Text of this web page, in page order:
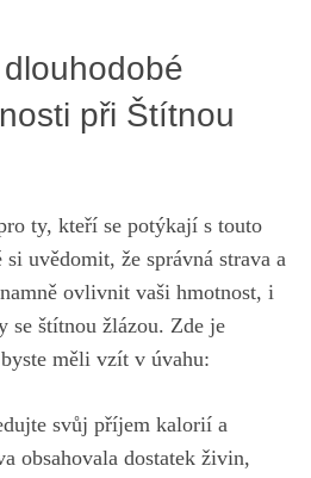
při Štítnou
ty, kteří se potýkají s touto
uvědomit, ‌že správná strava a
ovlivnit vaši hmotnost, i
se štítnou žlázou. Zde je
měli‍ vzít‍ v ⁢úvahu:
svůj ⁤příjem kalorií a
⁤obsahovala dostatek živin,